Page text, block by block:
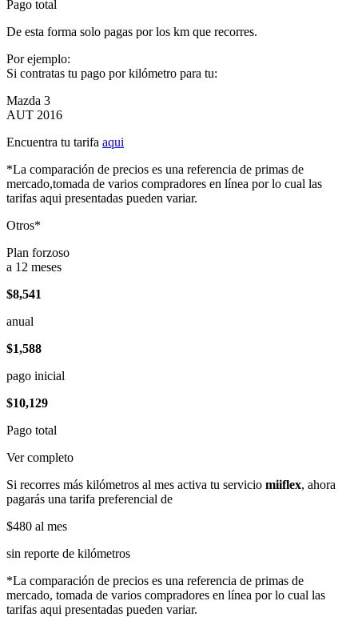
Pago total
De esta forma solo pagas por los km que recorres.
Por ejemplo:
Si contratas tu pago por kilómetro para tu:
Mazda 3
AUT 2016
Encuentra tu tarifa aqui
*La comparación de precios es una referencia de primas de
mercado,tomada de varios compradores en línea por lo cual las
tarifas aqui presentadas pueden variar.
Otros*
Plan forzoso
a 12 meses
$8,541
anual
$1,588
pago inicial
$10,129
Pago total
Ver completo
Si recorres más kilómetros al mes activa tu servicio miiflex, ahora
pagarás una tarifa preferencial de
$480 al mes
sin reporte de kilómetros
*La comparación de precios es una referencia de primas de
mercado, tomada de varios compradores en línea por lo cual las
tarifas aqui presentadas pueden variar.